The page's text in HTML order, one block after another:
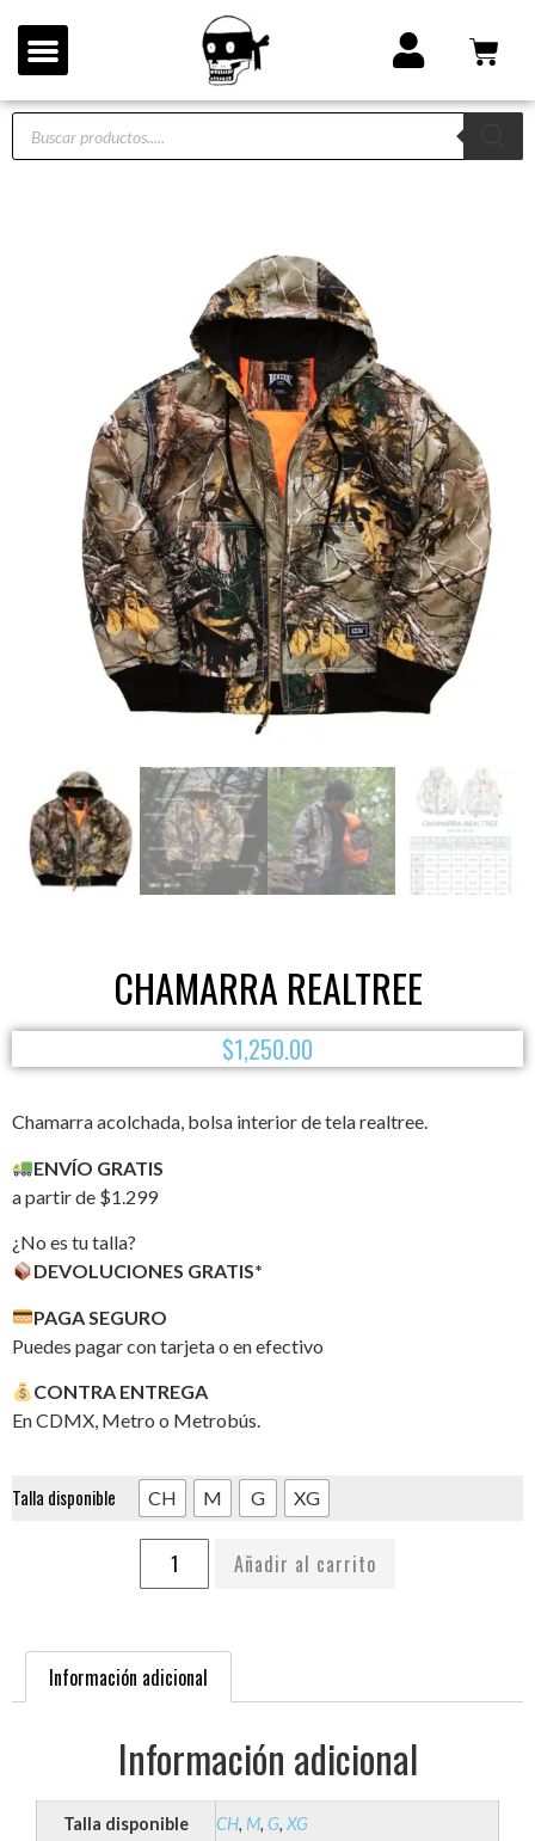
CHAMARRA REALTREE
$1,250.00
Chamarra acolchada, bolsa interior de tela realtree.
ENVÍO GRATIS
a partir de $1.299
¿No es tu talla?
DEVOLUCIONES GRATIS*
PAGA SEGURO
Puedes pagar con tarjeta o en efectivo
CONTRA ENTREGA
En CDMX, Metro o Metrobús.
Talla disponible CH M G XG
Añadir al carrito
Información adicional
Información adicional
Talla disponible CH, M, G, XG